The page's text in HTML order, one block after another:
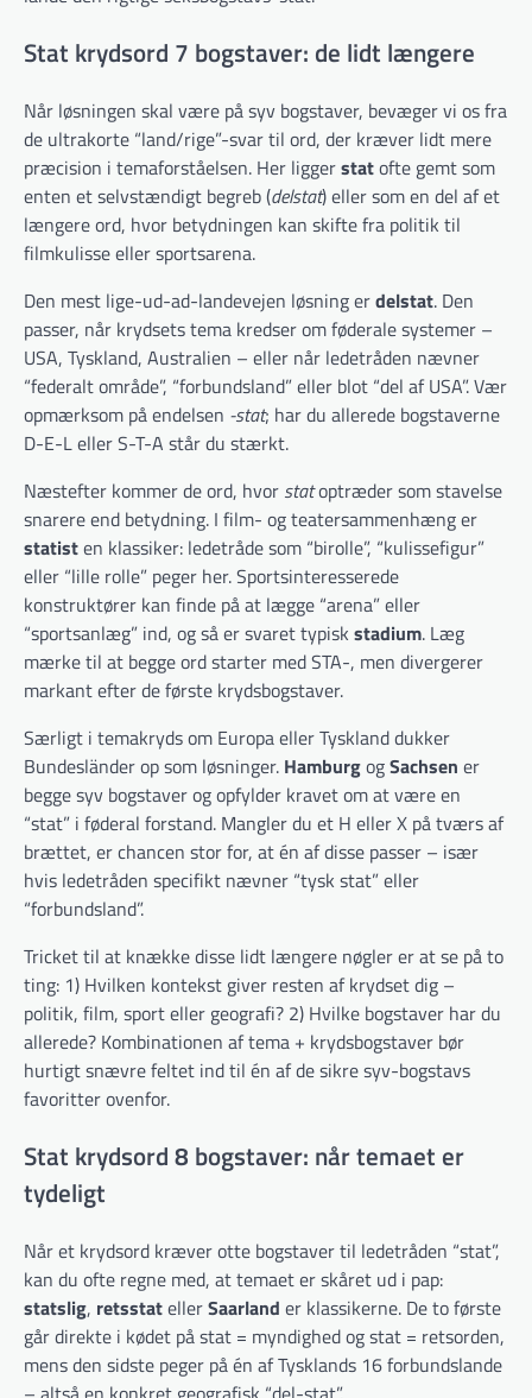
Stat krydsord 7 bogstaver: de lidt længere
Når løsningen skal være på syv bogstaver, bevæger vi os fra
de ultrakorte “land/rige”-svar til ord, der kræver lidt mere
præcision i temaforståelsen. Her liggerstatofte gemt som
enten et selvstændigt begreb (delstat) eller som en del af et
længere ord, hvor betydningen kan skifte fra politik til
filmkulisse eller sportsarena.
Den mest lige-ud-ad-landevejen løsning erdelstat. Den
passer, når krydsets tema kredser om føderale systemer –
USA, Tyskland, Australien – eller når ledetråden nævner
“federalt område”, “forbundsland” eller blot “del af USA”. Vær
opmærksom på endelsen -stat; har du allerede bogstaverne
D-E-L eller S-T-A står du stærkt.
Næstefter kommer de ord, hvor statoptræder som stavelse
snarere end betydning. I film- og teatersammenhæng er
statisten klassiker: ledetråde som “birolle”, “kulissefigur”
eller “lille rolle” peger her. Sportsinteresserede
konstruktører kan finde på at lægge “arena” eller
“sportsanlæg” ind, og så er svaret typisk stadium. Læg
mærke til at begge ord starter med STA-, men divergerer
markant efter de første krydsbogstaver.
Særligt i temakryds om Europa eller Tyskland dukker
Bundesländer op som løsninger. HamburgogSachsen er
begge syv bogstaver og opfylder kravet om at være en
“stat” i føderal forstand. Mangler du et H eller X på tværs af
brættet, er chancen stor for, at én af disse passer – især
hvis ledetråden specifikt nævner “tysk stat” eller
“forbundsland”.
Tricket til at knække disse lidt længere nøgler er at se på to
ting: 1) Hvilken kontekst giver resten af krydset dig –
politik, film, sport eller geografi? 2) Hvilke bogstaver har du
allerede? Kombinationen af tema + krydsbogstaver bør
hurtigt snævre feltet ind til én af de sikre syv-bogstavs
favoritter ovenfor.
Stat krydsord 8 bogstaver: når temaet er
tydeligt
Når et krydsord kræver otte bogstaver til ledetråden “stat”,
kan du ofte regne med, at temaet er skåret ud i pap:
statslig, retsstatellerSaarland er klassikerne. De to første
går direkte i kødet på stat = myndighed og stat = retsorden,
mens den sidste peger på én af Tysklands 16 forbundslande